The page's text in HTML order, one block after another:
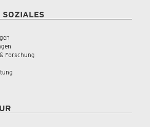
SOZIALES
Forschung